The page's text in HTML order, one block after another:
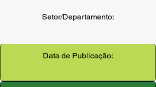
Setor/Departamento:
Data de Publicação: